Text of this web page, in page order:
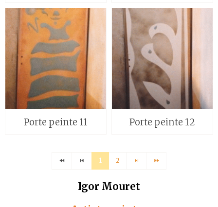
Porte peinte 11 Porte peinte 12
1 2
Igor Mouret